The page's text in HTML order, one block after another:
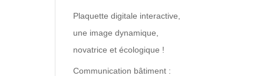
Plaquette digitale interactive,
une image dynamique,
novatrice et écologique !
Communication bâtiment :